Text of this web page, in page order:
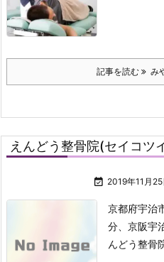
記事を読む み
えんどう整骨院(セイコツ
 2019年11月25
京都府宇治
分、京阪宇
んどう整骨